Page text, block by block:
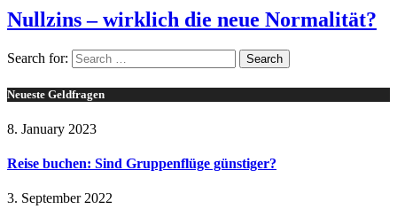
Nullzins – wirklich die neue Normalität?
Search for:
Neueste Geldfragen
8. January 2023
Reise buchen: Sind Gruppenflüge günstiger?
3. September 2022